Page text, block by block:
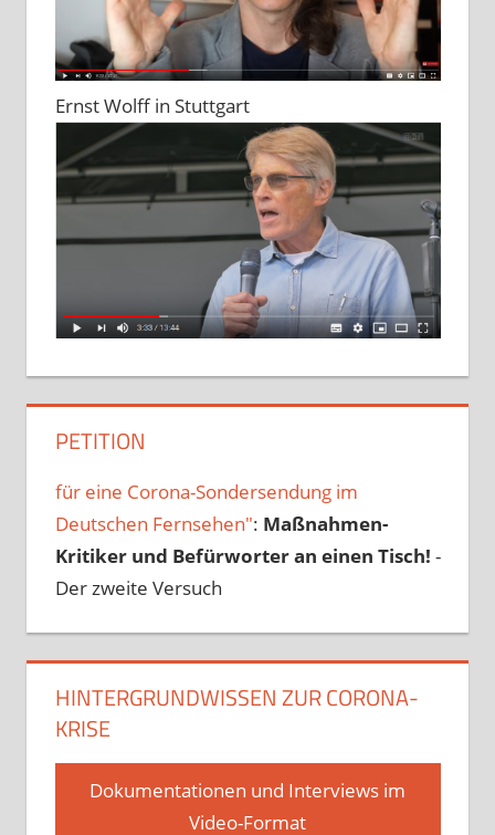
Ernst Wolff in Stuttgart
PETITION
für eine Corona-Sondersendung im
Deutschen Fernsehen": Maßnahmen-
Kritiker und Befürworter an einen Tisch! -
Der zweite Versuch
HINTERGRUNDWISSEN ZUR CORONA-
KRISE
Dokumentationen und Interviews im
Video-Format